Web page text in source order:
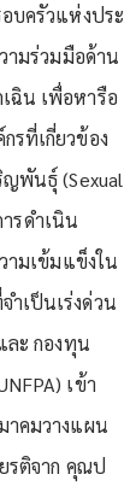
บครัวแห่งประ
ามร่วมมือด้าน
ฉิน เพื่อหารือ
รที่เกี่ยวข้อง
ญพันธุ์ (Sexual
รดำเนิน
ามเข้มแข็งใน
ำเป็นเร่งด่วน
ละ กองทุน
เข้า
าคมวางแผน
รติจาก คุณป